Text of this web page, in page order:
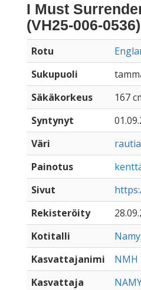
I Must
(VH25-006-0536)
Rotu
Sukupuoli
Säkäkorkeus
167
Syntynyt
Väri
Painotus
Sivut
Rekisteröity
Kotitalli
Kasvattajanimi
NMH
Kasvattaja